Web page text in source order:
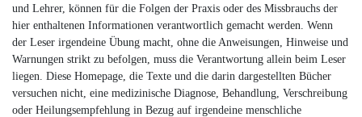
und Lehrer, können für die Folgen der Praxis oder des Missbrauchs der
hier enthaltenen Informationen verantwortlich gemacht werden. Wenn
der Leser irgendeine Übung macht, ohne die Anweisungen, Hinweise und
Warnungen strikt zu befolgen, muss die Verantwortung allein beim Leser
liegen. Diese Homepage, die Texte und die darin dargestellten Bücher
versuchen nicht, eine medizinische Diagnose, Behandlung, Verschreibung
oder Heilungsempfehlung in Bezug auf irgendeine menschliche